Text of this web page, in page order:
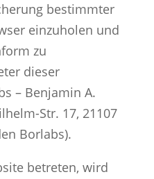
bestimmter
einzuholen und
zu
dieser
– Benjamin A.
Str. 17, 21107
Borlabs).
betreten, wird